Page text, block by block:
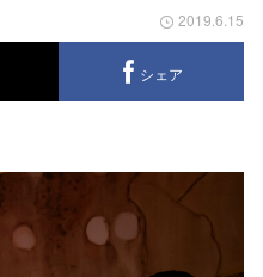
2019.6.15
シェア